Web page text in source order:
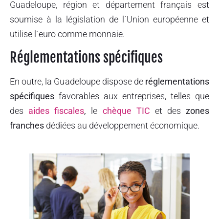
Guadeloupe, région et département français est
soumise à la législation de l´Union européenne et
utilise l´euro comme monnaie.
Réglementations spécifiques
En outre, la Guadeloupe dispose de réglementations
spécifiques favorables aux entreprises, telles que
des aides fiscales, le chèque TIC et des zones
franches dédiées au développement économique.